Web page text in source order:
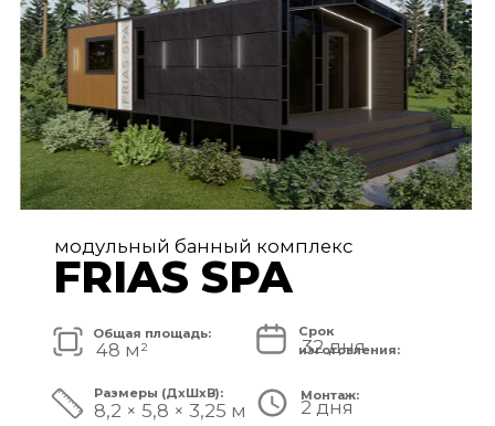
8 750 000 ₽
Стоимость комплекса:
5 дней
11,2 × 6,5 × 3,25 м
Размеры (ДxШxВ):
СМОТРЕТЬ ПРОЕКТ